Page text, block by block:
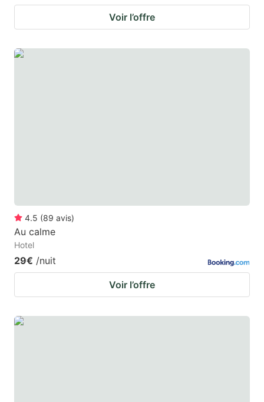
Voir l’offre
4.5 (89 avis)
Au calme
Hotel
29€ /nuit
Voir l’offre